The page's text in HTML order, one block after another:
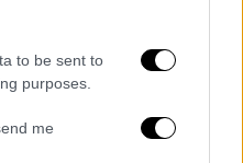
to be sent to
purposes.
me
το κοντρόλ
τελείωσε τη
νευρική στα